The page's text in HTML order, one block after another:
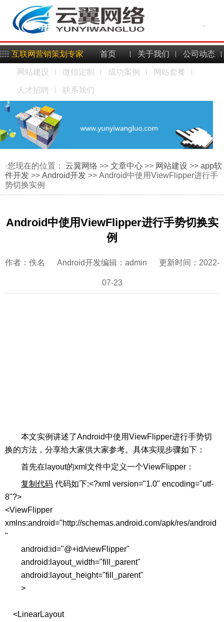
互联网营销策划专家 首页 关于我们 公司动态
网站建设 微信定制 成功案例 网站套餐
人才招聘 联系我们
·您现在的位置： 云翼网络 >> 文章中心 >> 网站建设 >> app软
件开发 >> Android开发 >> Android中使用ViewFlipper进行手
势切换实例
Android中使用ViewFlipper进行手势切换实
例
作者：佚名 Android开发编辑：admin 更新时间：2022-
07-23
本文实例讲述了Android中使用ViewFlipper进行手势切
换的方法，分享给大家供大家参考。具体实现步骤如下：
首先在layout的xml文件中定义一个ViewFlipper：
复制代码 代码如下:<?xml version="1.0" encoding="utf-
8"?>
<ViewFlipper
xmlns:android="http://schemas.android.com/apk/res/android
"
android:id="@+id/viewFlipper"
android:layout_width="fill_parent"
android:layout_height="fill_parent"
>
<LinearLayout